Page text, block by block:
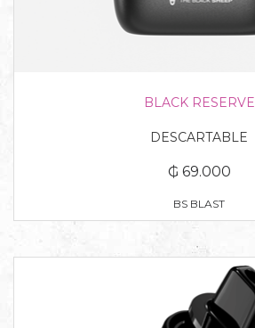
BLACK RESERVE
DESCARTABLE
₲ 69.000
BS BLAST